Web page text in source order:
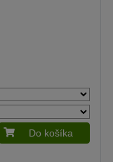
Do košíka